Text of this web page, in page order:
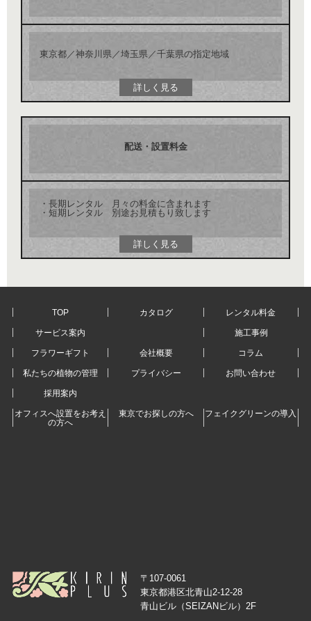
東京都／神奈川県／埼玉県／千葉県の指定地域
詳しく見る
配送・設置料金
・長期レンタル 月々の料金に含まれます
・短期レンタル 別途お見積もり致します
詳しく見る
TOP カタログ レンタル料金
サービス案内 施工事例
フラワーギフト 会社概要 コラム
私たちの植物の管理 プライバシー お問い合わせ
採用案内
オフィスへ設置をお考え
の方へ
東京でお探しの方へ フェイクグリーンの導入
〒107-0061
東京都港区北青山2-12-28
青山ビル（SEIZANビル）2F